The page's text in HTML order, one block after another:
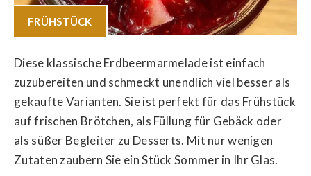
FRÜHSTÜCK
Diese klassische Erdbeermarmelade ist einfach
zuzubereiten und schmeckt unendlich viel besser als
gekaufte Varianten. Sie ist perfekt für das Frühstück
auf frischen Brötchen, als Füllung für Gebäck oder
als süßer Begleiter zu Desserts. Mit nur wenigen
Zutaten zaubern Sie ein Stück Sommer in Ihr Glas.